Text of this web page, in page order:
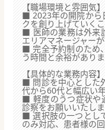
【職場環境と雰囲気】
■ 2023年の開院から
クを創り上げていく
■ 医師の業務は外来
エリアマネージャー
■ 完全予約制のため
う時間と余裕があり
【具体的な業務内容】
■ 問診を中心とした
代から60代と幅広い
■ 軽度のうつ症状や
診察をお願いいたし
■ 選択肢の一つとし
のみ対応、患者様の